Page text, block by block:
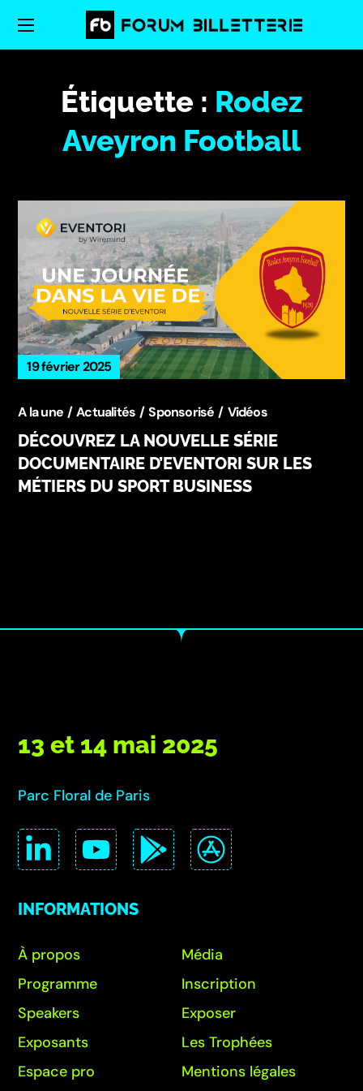
Étiquette : Rodez
Aveyron Football
19 février 2025
A la une Actualités Sponsorisé Vidéos
DÉCOUVREZ LA NOUVELLE SÉRIE
DOCUMENTAIRE D’EVENTORI SUR LES
MÉTIERS DU SPORT BUSINESS
13 et 14 mai 2025
Parc Floral de Paris
INFORMATIONS
À propos
Programme
Speakers
Exposants
Espace pro
Média
Inscription
Exposer
Les Trophées
Mentions légales